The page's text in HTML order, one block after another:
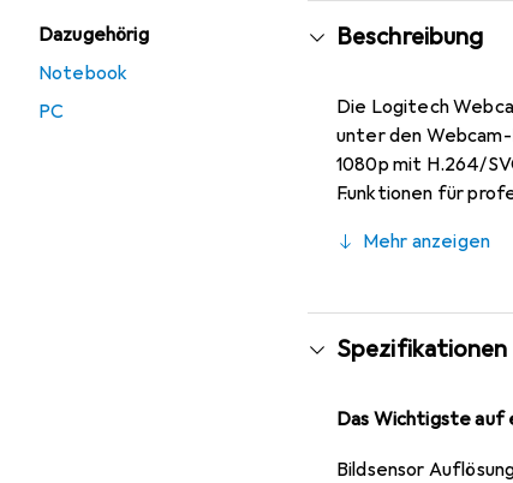
Dazugehörig
Notebook
PC
Beschreibung
Die Logitech
unter den
1080p mit H.264/
Funktionen für
bieten eine
Mehr anzeigen
Spezifikationen
Das Wichtigste auf
Bildsensor